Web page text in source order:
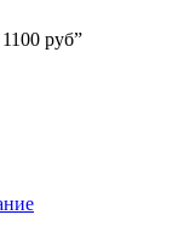
руб”